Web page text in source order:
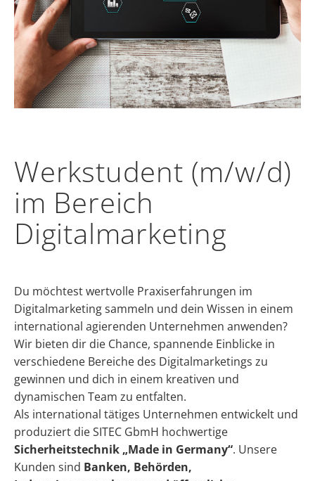
Werkstudent (m/w/d)
im Bereich
Digitalmarketing
Du möchtest wertvolle Praxiserfahrungen im
Digitalmarketing sammeln und dein Wissen in einem
international agierenden Unternehmen anwenden?
Wir bieten dir die Chance, spannende Einblicke in
verschiedene Bereiche des Digitalmarketings zu
gewinnen und dich in einem kreativen und
dynamischen Team zu entfalten.
Als international tätiges Unternehmen entwickelt und
produziert die SITEC GbmH hochwertige
Sicherheitstechnik „Made in Germany“. Unsere
Kunden sind Banken, Behörden,